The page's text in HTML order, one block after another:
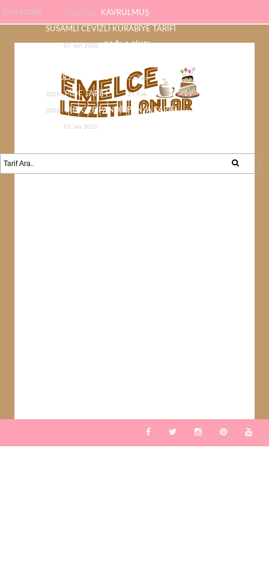
Son yazılar 23 Jul 2026 KAVRULMUŞ
SUSAMLI CEVİZLİ KURABİYE TARİFİ
07 Jun 2026 ÇAĞLA ŞİKEL
ÇİKOLATA TARİFİ 22 Feb
2026 PİDE TARİFİ 21 Feb
2026 SÜNGER PANDİSPANYA TARİFİ
03 Jan 2026